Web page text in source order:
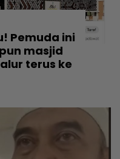
Pemuda ini
masjid
terus ke